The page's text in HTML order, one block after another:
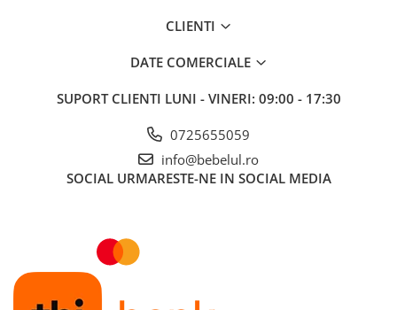
CLIENTI
DATE COMERCIALE
SUPORT CLIENTI LUNI - VINERI: 09:00 - 17:30
0725655059
info@bebelul.ro
SOCIAL URMARESTE-NE IN SOCIAL MEDIA